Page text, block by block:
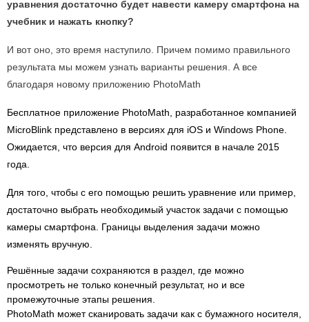
уравнения достаточно будет навести камеру смартфона на
учебник и нажать кнопку?
И вот оно, это время наступило. Причем помимо правильного
результата мы можем узнать варианты решения. А все
благодаря новому приложению PhotoMath
Бесплатное приложение PhotoMath, разработанное компанией
MicroBlink представлено в версиях для iOS и Windows Phone.
Ожидается, что версия для Android появится в начале 2015
года.
Для того, чтобы с его помощью решить уравнение или пример,
достаточно выбрать необходимый участок задачи с помощью
камеры смартфона. Границы выделения задачи можно
изменять вручную.
Решённые задачи сохраняются в раздел, где можно
просмотреть не только конечный результат, но и все
промежуточные этапы решения.
PhotoMath может сканировать задачи как с бумажного носителя,